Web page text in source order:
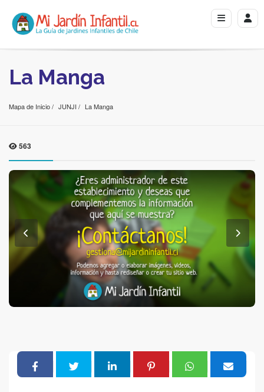
La Manga
Mapa de Inicio JUNJI La Manga
563